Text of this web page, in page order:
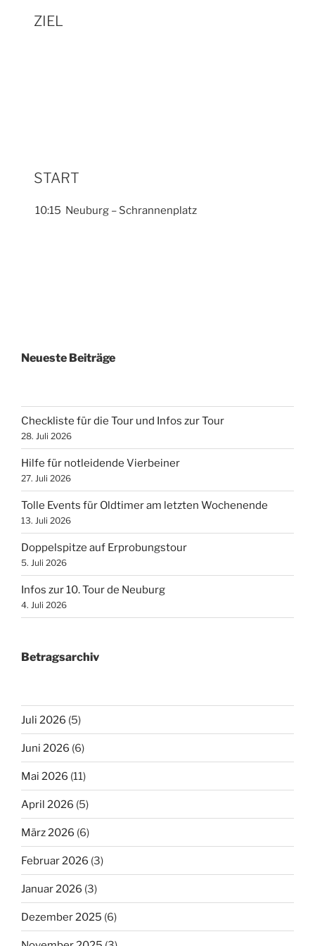
ZIEL
START
10:15 Neuburg – Schrannenplatz
Neueste Beiträge
Checkliste für die Tour und Infos zur Tour
28. Juli 2026
Hilfe für notleidende Vierbeiner
27. Juli 2026
Tolle Events für Oldtimer am letzten Wochenende
13. Juli 2026
Doppelspitze auf Erprobungstour
5. Juli 2026
Infos zur 10. Tour de Neuburg
4. Juli 2026
Betragsarchiv
Juli 2026 (5)
Juni 2026 (6)
Mai 2026 (11)
April 2026 (5)
März 2026 (6)
Februar 2026 (3)
Januar 2026 (3)
Dezember 2025 (6)